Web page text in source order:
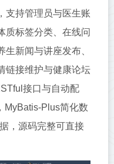
支持管理员与医生账
质标签分类、在线问
新闻与讲座发布、
链接维护与健康论坛
接口与自动配
MyBatis-Plus简化数
，源码完整可直接